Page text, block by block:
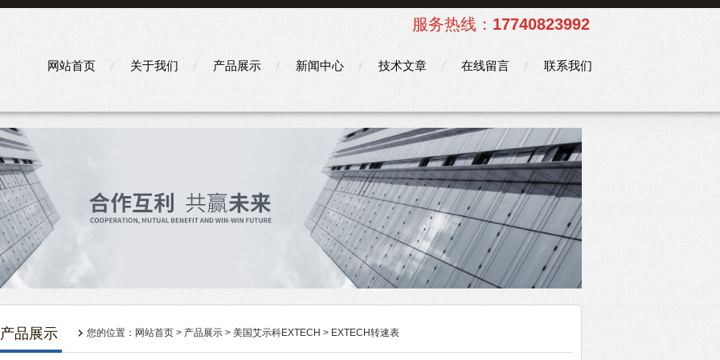
服务热线： 17740823992
网站首页 关于我们 产品展示 新闻中心 技术文章 在线留言 联系我们
产品展示 您的位置： 网站首页 > 产品展示 > 美国艾示科EXTECH > EXTECH转速表